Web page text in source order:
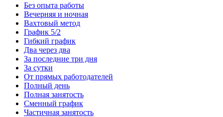
Без опыта работы
Вечерняя и ночная
Вахтовый метод
График 5/2
Гибкий график
Два через два
За последние три дня
За сутки
От прямых работодателей
Полный день
Полная занятость
Сменный график
Частичная занятость